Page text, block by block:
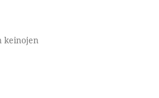
keinojen